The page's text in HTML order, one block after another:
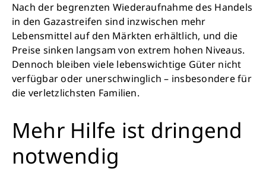
Nach der begrenzten Wiederaufnahme des Handels
in den Gazastreifen sind inzwischen mehr
Lebensmittel auf den Märkten erhältlich, und die
Preise sinken langsam von extrem hohen Niveaus.
Dennoch bleiben viele lebenswichtige Güter nicht
verfügbar oder unerschwinglich – insbesondere für
die verletzlichsten Familien.
Mehr Hilfe ist dringend
notwendig
Retten Sie noch heute Leben
Schon 50 Cent am Tag können Großes
bewirken: z.B. monatlich 25.000 Liter
sauberes Trinkwasser zur Verfügung stellen.